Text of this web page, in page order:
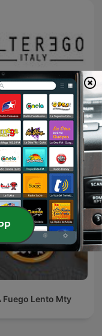
ITALY
em Português
Fuego Lento Mty